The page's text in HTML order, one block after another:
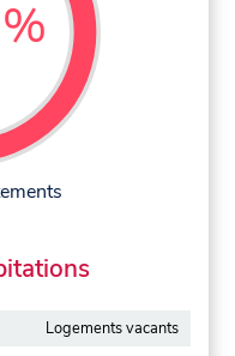
Logements vacants